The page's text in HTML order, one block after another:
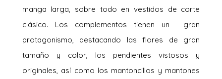
manga larga, sobre todo en vestidos de corte
clásico. Los complementos tienen un gran
protagonismo, destacando las flores de gran
tamaño y color, los pendientes vistosos y
originales, así como los mantoncillos y mantones